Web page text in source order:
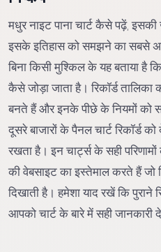
मधुर नाइट पाना चार्ट कैसे पढ़ें,
इसके इतिहास को समझने का सबसे
बिना किसी मुश्किल के यह बताया है
कैसे जोड़ा जाता है। रिकॉर्ड
बनते हैं और इनके पीछे के नियमों को
दूसरे बाजारों के पैनल चार्ट रिकॉर्ड
रखता है। इन चार्ट्स के सही
की वेबसाइट का इस्तेमाल करते हैं जो
दिखाती है। हमेशा याद रखें कि पुराने
आपको चार्ट के बारे में सही जानकारी